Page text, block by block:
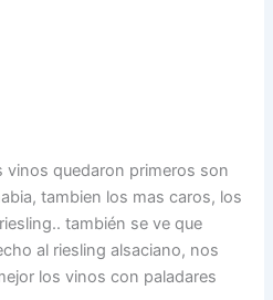
vinos quedaron primeros son
tambien los mas caros, los
también se ve que
al riesling alsaciano, nos
los vinos con paladares